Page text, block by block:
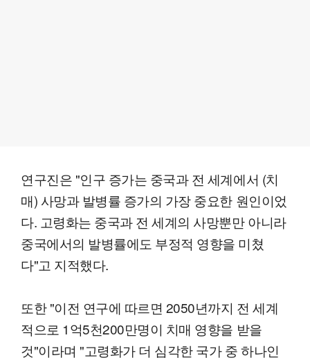
연구진은 "인구 증가는 중국과 전 세계에서 (치
매) 사망과 발병률 증가의 가장 중요한 원인이었
다. 고령화는 중국과 전 세계의 사망뿐만 아니라
중국에서의 발병률에도 부정적 영향을 미쳤
다"고 지적했다.
또한 "이전 연구에 따르면 2050년까지 전 세계
적으로 1억5천200만명이 치매 영향을 받을
것"이라며 "고령화가 더 심각한 국가 중 하나인